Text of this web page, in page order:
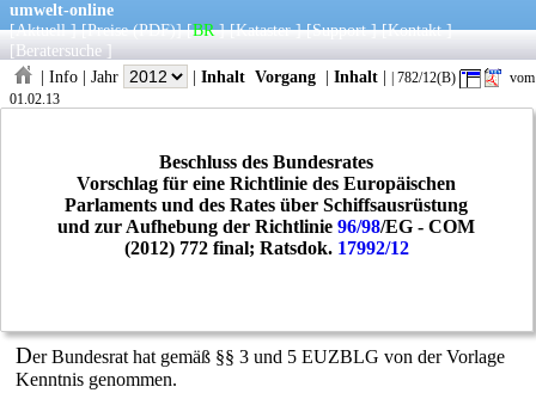
umwelt-online
[Aktuell] [Preise (PDF)] [BR] [Kataster] [Support] [Kontakt]
[ Beratersuche ]
| Info | Jahr | Inhalt Vorgang | Inhalt | | 782/12(B)
vom
01.02.13
Beschluss des Bundesrates
Vorschlag für eine Richtlinie des Europäischen
Parlaments und des Rates über Schiffsausrüstung
und zur Aufhebung der Richtlinie96/98/EG - COM
(2012) 772 final; Ratsdok. 17992/12
Der Bundesrat hat gemäß §§ 3 und 5 EUZBLG von der Vorlage
Kenntnis genommen.